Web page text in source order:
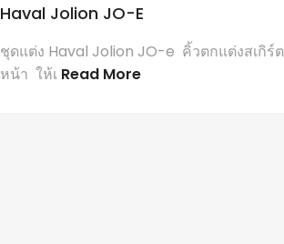
Haval Jolion JO-E
ชุดแต่ง Haval Jolion JO-e คิ้วตกแต่งสเกิร์ต
หน้า ให้เ Read More